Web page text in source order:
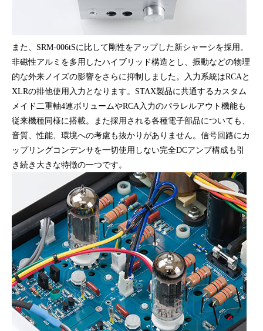
また、SRM-006tSに比して剛性をアップした新シャーシを採用。
非磁性アルミを多用したハイブリッド構造とし、振動などの物理
的な外来ノイズの影響をさらに抑制しました。入力系統はRCAと
XLRの排他使用入力となります。STAX製品に共通するカスタム
メイド二重軸4連ボリュームやRCA入力のパラレルアウト機能も
従来機種同様に搭載。また採用される各種電子部品についても、
音質、性能、環境への考慮も抜かりがありません。信号回路にカ
ップリングコンデンサを一切使用しない完全DCアンプ構成も引
き続き大きな特徴の一つです。